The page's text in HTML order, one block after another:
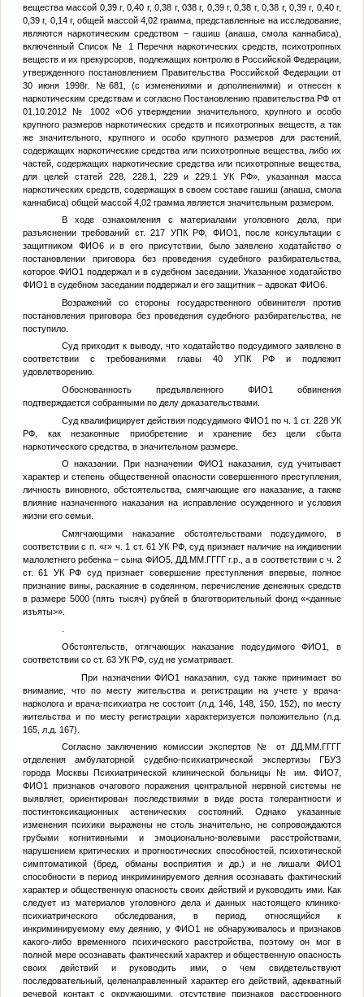
вещества массой 0,39 г, 0,40 г, 0,38 г, 038 г, 0,39 г, 0,38 г, 0,38 г, 0,39 г, 0,40 г,
0,39 г, 0,14 г, общей массой 4,02 грамма, представленные на исследование,
являются наркотическим средством – гашиш (анаша, смола каннабиса),
включенный Список № 1 Перечня наркотических средств, психотропных
веществ и их прекурсоров, подлежащих контролю в Российской Федерации,
утвержденного постановлением Правительства Российской Федерации от
30 июня 1998г. №681, (с изменениями и дополнениями) и отнесен к
наркотическим средствам и согласно Постановлению правительства РФ от
01.10.2012 № 1002 «Об утверждении значительного, крупного и особо
крупного размеров наркотических средств и психотропных веществ, а так
же значительного, крупного и особо крупного размеров для растений,
содержащих наркотические средства или психотропные вещества, либо их
частей, содержащих наркотические средства или психотропные вещества,
для целей статей 228, 228.1, 229 и 229.1 УК РФ», указанная масса
наркотических средств, содержащих в своем составе гашиш (анаша, смола
каннабиса) общей массой 4,02 грамма является значительным размером.
В ходе ознакомления с материалами уголовного дела, при
разъяснении требований ст. 217 УПК РФ, ФИО1
, после консультации с
защитником ФИО6и в его присутствии, было заявлено ходатайство о
постановлении приговора без проведения судебного разбирательства,
которое ФИО1 поддержал и в судебном заседании. Указанное ходатайство
ФИО1 в судебном заседании поддержал и его защитник – адвокат ФИО6.
Возражений со стороны государственного обвинителя против
постановления приговора без проведения судебного разбирательства, не
поступило.
Суд приходит к выводу, что ходатайство подсудимого заявлено в
соответствии с требованиями главы 40 УПК РФ и подлежит
удовлетворению.
Обоснованность предъявленногоФИО1
обвинения
подтверждается собранными по делу доказательствами.
Суд квалифицирует действия подсудимого ФИО1 по ч. 1 ст. 228 УК
РФ, как незаконные приобретение и хранение без цели сбыта
наркотического средства, в значительном размере.
О наказании. При назначении ФИО1
наказания, суд учитывает
характер и степень общественной опасности совершенного преступления,
личность виновного, обстоятельства, смягчающие его наказание, а также
влияние назначенного наказания на исправление осужденного и условия
жизни его семьи.
Смягчающими наказание обстоятельствами подсудимого, в
соответствии с п. «г» ч. 1 ст. 61 УК РФ, суд признает наличие на иждивении
малолетнего ребенка – сына ФИО5, ДД.ММ.ГГГГг.р., а в соответствии с ч. 2
ст. 61 УК РФ суд признает совершение преступления впервые, полное
признание вины, раскаяние в содеянном, перечисление денежных средств
в размере 5000 (пять тысяч) рублей в благотворительный фонд «<данные
изъяты>».
Обстоятельств, отягчающих наказание подсудимогоФИО1
, в
соответствии со ст. 63 УК РФ, суд не усматривает.
При назначенииФИО1
наказания, суд также принимает во
внимание, что по месту жительства и регистрации на учете у врача-
нарколога и врача-психиатра не состоит (л.д. 146, 148, 150, 152), по месту
жительства и по месту регистрации характеризуется положительно (л.д.
165, л.д. 167).
Согласно заключению комиссии экспертов № от ДД.ММ.ГГГГ
отделения амбулаторной судебно-психиатрической экспертизы ГБУЗ
города Москвы Психиатрической клинической больницы
№ им.ФИО7
ФИО1
признаков очагового поражения центральной нервной системы не
выявляет, ориентирован последствиями в виде роста толерантности и
постинтоксикационных астенических состояний. Однако указанные
изменения психики выражены не столь значительно, не сопровождаются
грубыми когнитивными и эмоционально-волевыми расстройствами,
нарушением критических и прогностических способностей, психотической
симптоматикой (бред, обманы восприятия и др.) и не лишалиФИО1
способности в период инкриминируемого деяния осознавать фактический
характер и общественную опасность своих действий и руководить ими. Как
следует из материалов уголовного дела и данных настоящего клинико-
психиатрического обследования, в период, относящийся к
инкриминируемому ему деянию, у ФИО1 не обнаруживалось и признаков
какого-либо временного психического расстройства, поэтому он мог в
полной мере осознавать фактический характер и общественную опасность
своих действий и руководить ими, о чем свидетельствуют
последовательный, целенаправленный характер его действий, адекватный
речевой контакт с окружающими, отсутствие признаков расстроенного